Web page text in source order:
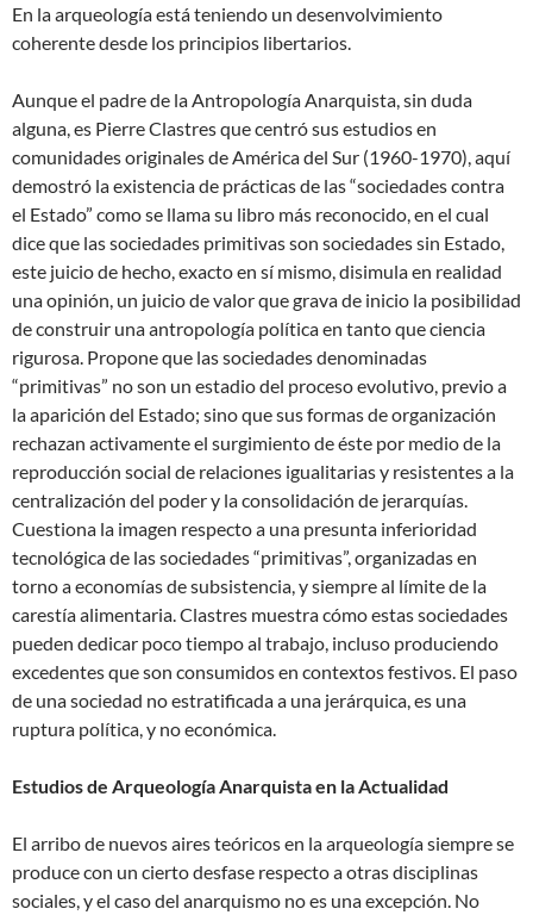
En la arqueología está teniendo un desenvolvimiento
coherente desde los principios libertarios.
Aunque el padre de la Antropología Anarquista, sin duda
alguna, es Pierre Clastres que centró sus estudios en
comunidades originales de América del Sur (1960-1970), aquí
demostró la existencia de prácticas de las “sociedades contra
el Estado” como se llama su libro más reconocido, en el cual
dice que las sociedades primitivas son sociedades sin Estado,
este juicio de hecho, exacto en sí mismo, disimula en realidad
una opinión, un juicio de valor que grava de inicio la posibilidad
de construir una antropología política en tanto que ciencia
rigurosa. Propone que las sociedades denominadas
“primitivas” no son un estadio del proceso evolutivo, previo a
la aparición del Estado; sino que sus formas de organización
rechazan activamente el surgimiento de éste por medio de la
reproducción social de relaciones igualitarias y resistentes a la
centralización del poder y la consolidación de jerarquías.
Cuestiona la imagen respecto a una presunta inferioridad
tecnológica de las sociedades “primitivas”, organizadas en
torno a economías de subsistencia, y siempre al límite de la
carestía alimentaria. Clastres muestra cómo estas sociedades
pueden dedicar poco tiempo al trabajo, incluso produciendo
excedentes que son consumidos en contextos festivos. El paso
de una sociedad no estratificada a una jerárquica, es una
ruptura política, y no económica.
Estudios de Arqueología Anarquista en la Actualidad
El arribo de nuevos aires teóricos en la arqueología siempre se
produce con un cierto desfase respecto a otras disciplinas
sociales, y el caso del anarquismo no es una excepción. No